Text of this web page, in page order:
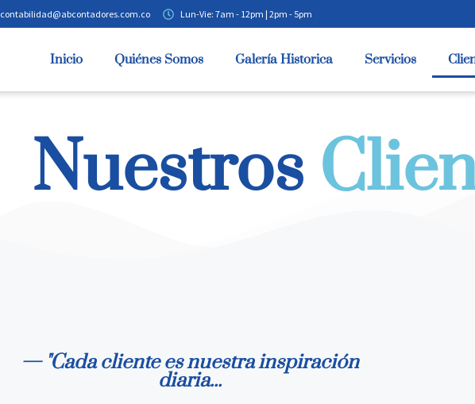
contabilidad@abcontadores.com.co Lun-Vie: 7am - 12pm | 2pm - 5pm
Inicio Quiénes Somos Galería Historica Servicios
Nuestros
— "Cada cliente es nuestra inspiración
diaria...